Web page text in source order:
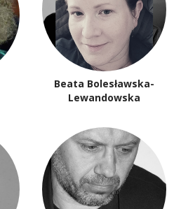
Beata Bolesławska-
Lewandowska